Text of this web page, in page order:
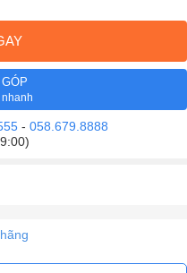
- 058.679.8888